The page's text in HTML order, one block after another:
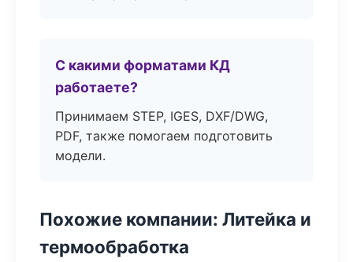
С какими форматами КД
работаете?
Принимаем STEP, IGES, DXF/DWG,
PDF, также помогаем подготовить
модели.
Похожие компании: Литейка и
термообработка